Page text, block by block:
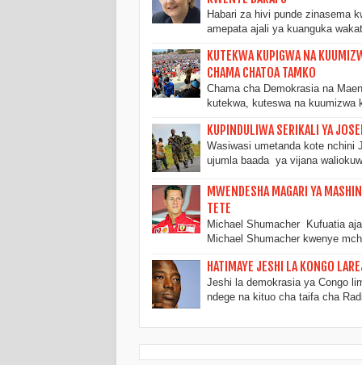
Habari za hivi punde zinasema
amepata ajali ya kuanguka
KUTEKWA KUPIGWA NA
CHAMA CHATOA TAMKO
Chama cha Demokrasia na
kutekwa, kuteswa na kuumizwa
KUPINDULIWA SERIKALI YA
Wasiwasi umetanda kote nchini
ujumla baada ya vijana
MWENDESHA MAGARI YA
TETE
Michael Shumacher Kufuatia
Michael Shumacher kwenye
HATIMAYE JESHI LA KONGO
Jeshi la demokrasia ya Congo
ndege na kituo cha taifa cha